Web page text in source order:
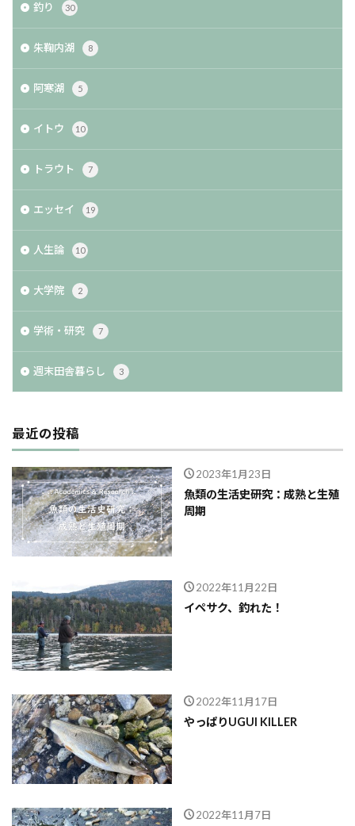
釣り 30
朱鞠内湖 8
阿寒湖 5
イトウ 10
トラウト 7
エッセイ 19
人生論 10
大学院 2
学術・研究 7
週末田舎暮らし 3
最近の投稿
2023年1月23日
魚類の生活史研究：成熟と生殖
周期
2022年11月22日
イペサク、釣れた！
2022年11月17日
やっぱりUGUI KILLER
2022年11月7日